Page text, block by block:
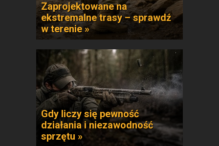
Zaprojektowane na
ekstremalne trasy – sprawdź
w terenie »
Gdy liczy się pewność
działania i niezawodność
sprzętu »